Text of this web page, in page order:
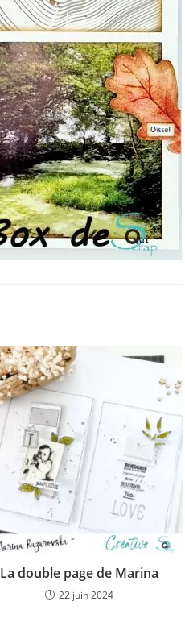
La double page de Marina
22 juin 2024